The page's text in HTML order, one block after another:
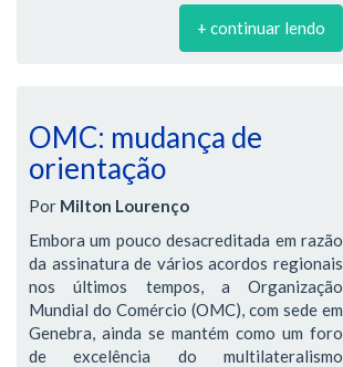
+ continuar lendo
OMC: mudança de
orientação
Por Milton Lourenço
Embora um pouco desacreditada em razão
da assinatura de vários acordos regionais
nos últimos tempos, a Organização
Mundial do Comércio (OMC), com sede em
Genebra, ainda se mantém como um foro
de excelência do multilateralismo